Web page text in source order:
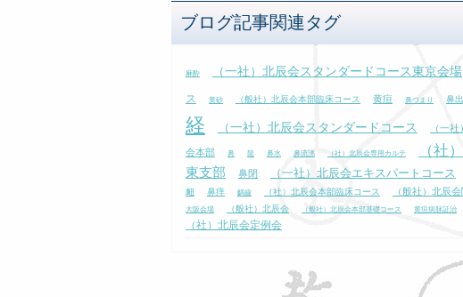
ブログ記事関連タグ
麻酔 （一社）北辰会スタンダードコース東京会場
ス 黄砂 （般社）北辰会本部臨床コース 黄疸 鼻づまり 鼻
経
（一社）北辰会スタンダードコース （一
会本部 鼻 龍 鼻水 鼻流涕 （社）北辰会専用カルテ （社
東支部
鼻閉 （一社）北辰会エキスパートコース
衄
鼻痒 齲齒 （社）北辰会本部臨床コース （般社）北辰
大阪会場 （般社）北辰会 （般社）北辰会本部基礎コース 黄疸病脉証治
（社）北辰会定例会